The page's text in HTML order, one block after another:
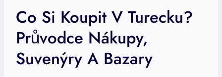
Co Si Koupit V Turecku?
Průvodce Nákupy,
Suvenýry A Bazary